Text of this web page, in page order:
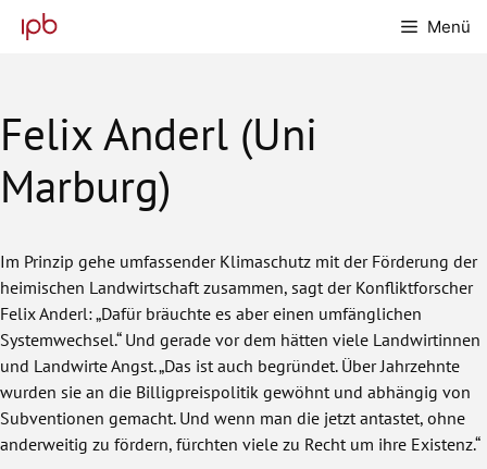
Inhalt
Menü
Felix Anderl (Uni
Marburg)
Im Prinzip gehe umfassender Klimaschutz mit der Förderung der
heimischen Landwirtschaft zusammen, sagt der Konfliktforscher
Felix Anderl: „Dafür bräuchte es aber einen umfänglichen
Systemwechsel.“ Und gerade vor dem hätten viele Landwirtinnen
und Landwirte Angst. „Das ist auch begründet. Über Jahrzehnte
wurden sie an die Billigpreispolitik gewöhnt und abhängig von
Subventionen gemacht. Und wenn man die jetzt antastet, ohne
anderweitig zu fördern, fürchten viele zu Recht um ihre Existenz.“